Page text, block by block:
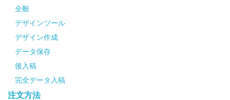
全般
デザインツール
デザイン作成
データ保存
後入稿
完全データ入稿
注文方法